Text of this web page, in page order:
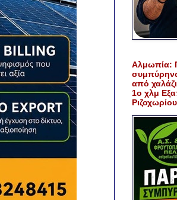
Αλμωπία:
από
1ο χλμ
Ριζοχωρίου